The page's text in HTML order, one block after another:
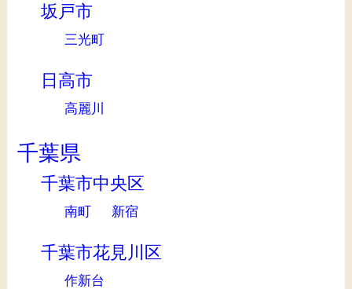
坂戸市
三光町
日高市
高麗川
千葉県
千葉市中央区
南町 新宿
千葉市花見川区
作新台